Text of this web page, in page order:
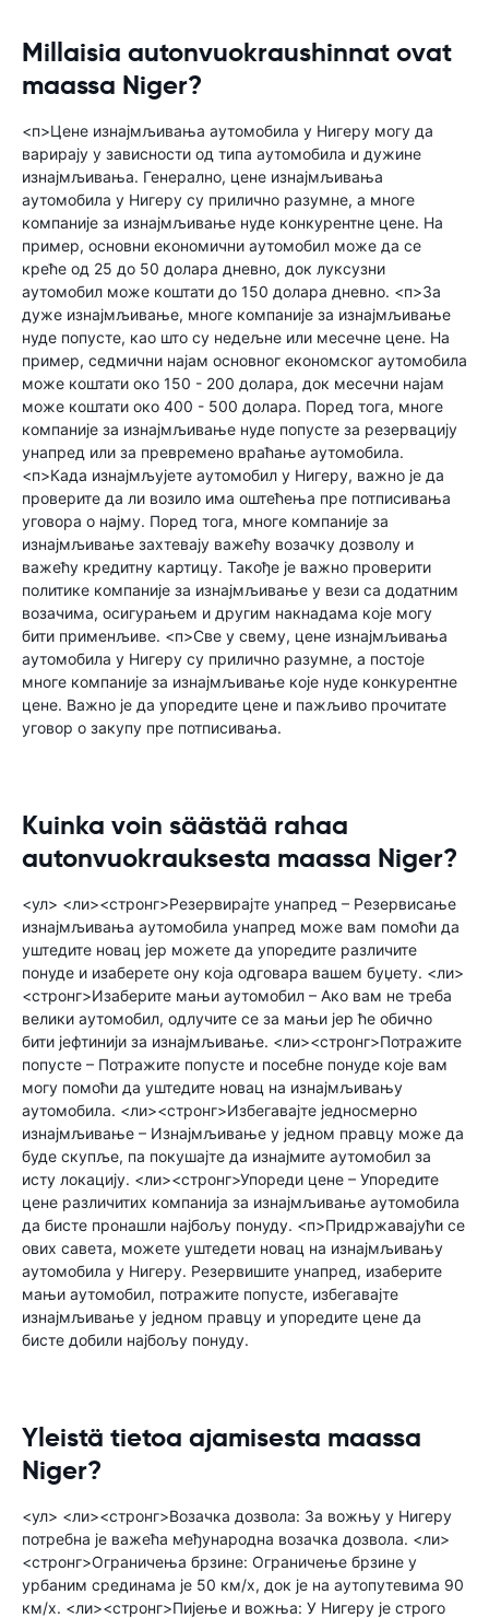
Millaisia autonvuokraushinnat ovat
maassa Niger?
<п>Цене изнајмљивања аутомобила у Нигеру могу да
варирају у зависности од типа аутомобила и дужине
изнајмљивања. Генерално, цене изнајмљивања
аутомобила у Нигеру су прилично разумне, а многе
компаније за изнајмљивање нуде конкурентне цене. На
пример, основни економични аутомобил може да се
креће од 25 до 50 долара дневно, док луксузни
аутомобил може коштати до 150 долара дневно. <п>За
дуже изнајмљивање, многе компаније за изнајмљивање
нуде попусте, као што су недељне или месечне цене. На
пример, седмични најам основног економског аутомобила
може коштати око 150 - 200 долара, док месечни најам
може коштати око 400 - 500 долара. Поред тога, многе
компаније за изнајмљивање нуде попусте за резервацију
унапред или за превремено враћање аутомобила.
<п>Када изнајмљујете аутомобил у Нигеру, важно је да
проверите да ли возило има оштећења пре потписивања
уговора о најму. Поред тога, многе компаније за
изнајмљивање захтевају важећу возачку дозволу и
важећу кредитну картицу. Такође је важно проверити
политике компаније за изнајмљивање у вези са додатним
возачима, осигурањем и другим накнадама које могу
бити применљиве. <п>Све у свему, цене изнајмљивања
аутомобила у Нигеру су прилично разумне, а постоје
многе компаније за изнајмљивање које нуде конкурентне
цене. Важно је да упоредите цене и пажљиво прочитате
уговор о закупу пре потписивања.
Kuinka voin säästää rahaa
autonvuokrauksesta maassa Niger?
<ул> <ли><стронг>Резервирајте унапред – Резервисање
изнајмљивања аутомобила унапред може вам помоћи да
уштедите новац јер можете да упоредите различите
понуде и изаберете ону која одговара вашем буџету. <ли>
<стронг>Изаберите мањи аутомобил – Ако вам не треба
велики аутомобил, одлучите се за мањи јер ће обично
бити јефтинији за изнајмљивање. <ли><стронг>Потражите
попусте – Потражите попусте и посебне понуде које вам
могу помоћи да уштедите новац на изнајмљивању
аутомобила. <ли><стронг>Избегавајте једносмерно
изнајмљивање – Изнајмљивање у једном правцу може да
буде скупље, па покушајте да изнајмите аутомобил за
исту локацију. <ли><стронг>Упореди цене – Упоредите
цене различитих компанија за изнајмљивање аутомобила
да бисте пронашли најбољу понуду. <п>Придржавајући се
ових савета, можете уштедети новац на изнајмљивању
аутомобила у Нигеру. Резервишите унапред, изаберите
мањи аутомобил, потражите попусте, избегавајте
изнајмљивање у једном правцу и упоредите цене да
бисте добили најбољу понуду.
Yleistä tietoa ajamisesta maassa
Niger?
<ул> <ли><стронг>Возачка дозвола: За вожњу у Нигеру
потребна је важећа међународна возачка дозвола. <ли>
<стронг>Ограничења брзине: Ограничење брзине у
урбаним срединама је 50 км/х, док је на аутопутевима 90
км/х. <ли><стронг>Пијење и вожња: У Нигеру је строго